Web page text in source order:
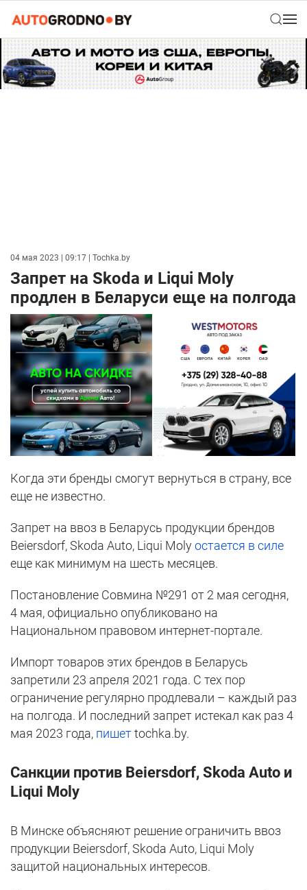
04 мая 2023 | 09:17 | Tochka.by
Запрет на Skoda и Liqui Moly
продлен в Беларуси еще на полгода
Когда эти бренды смогут вернуться в страну, все
еще не известно.
Запрет на ввоз в Беларусь продукции брендов
Beiersdorf, Skoda Auto, Liqui Molyостается в силе
еще как минимум на шесть месяцев.
Постановление Совмина №291 от 2 мая сегодня,
4 мая, официально опубликовано на
Национальном правовом интернет-портале.
Импорт товаров этих брендов в Беларусь
запретили 23 апреля 2021 года. С тех пор
ограничение регулярно продлевали – каждый раз
на полгода. И последний запрет истекал как раз 4
мая 2023 года, пишетtochka.by.
Санкции против Beiersdorf, Skoda Auto и
Liqui Moly
В Минске объясняют решение ограничить ввоз
продукции Beiersdorf, Skoda Auto, Liqui Moly
защитой национальных интересов.